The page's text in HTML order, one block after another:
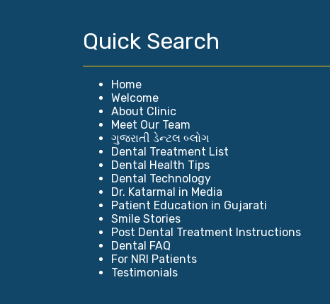
Quick Search
Home
Welcome
About Clinic
Meet Our Team
ગુજરાતી ડેન્ટલ બ્લોગ
Dental Treatment List
Dental Health Tips
Dental Technology
Dr. Katarmal in Media
Patient Education in Gujarati
Smile Stories
Post Dental Treatment Instructions
Dental FAQ
For NRI Patients
Testimonials